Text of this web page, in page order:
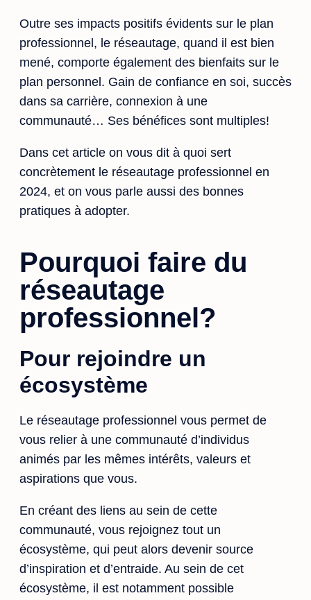
Outre ses impacts positifs évidents sur le plan
professionnel, le réseautage, quand il est bien
mené, comporte également des bienfaits sur le
plan personnel. Gain de confiance en soi, succès
dans sa carrière, connexion à une
communauté… Ses bénéfices sont multiples!
Dans cet article on vous dit à quoi sert
concrètement le réseautage professionnel en
2024, et on vous parle aussi des bonnes
pratiques à adopter.
Pourquoi faire du
réseautage
professionnel?
Pour rejoindre un
écosystème
Le réseautage professionnel vous permet de
vous relier à une communauté d’individus
animés par les mêmes intérêts, valeurs et
aspirations que vous.
En créant des liens au sein de cette
communauté, vous rejoignez tout un
écosystème, qui peut alors devenir source
d’inspiration et d’entraide. Au sein de cet
écosystème, il est notamment possible